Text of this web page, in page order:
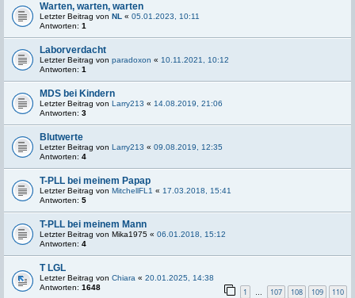
Warten, warten, warten
Letzter Beitrag von NL « 05.01.2023, 10:11
Antworten: 1
Laborverdacht
Letzter Beitrag von paradoxon « 10.11.2021, 10:12
Antworten: 1
MDS bei Kindern
Letzter Beitrag von Larry213 « 14.08.2019, 21:06
Antworten: 3
Blutwerte
Letzter Beitrag von Larry213 « 09.08.2019, 12:35
Antworten: 4
T-PLL bei meinem Papap
Letzter Beitrag von MitchellFL1 « 17.03.2018, 15:41
Antworten: 5
T-PLL bei meinem Mann
Letzter Beitrag von Mika1975 « 06.01.2018, 15:12
Antworten: 4
T LGL
Letzter Beitrag von Chiara « 20.01.2025, 14:38
Antworten: 1648 1 107 108 109 110